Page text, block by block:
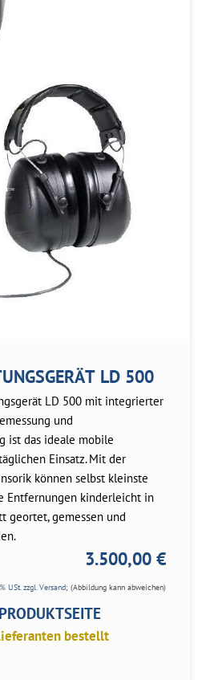
LD 500
LD 500 mit integrierter
und
ist das ideale mobile
Einsatz. Mit der
können selbst kleinste
Entfernungen kinderleicht in
geortet, gemessen und
3.500,00 €
USt. zzgl.Versand; (Abbildung kann abweichen)
bestellt